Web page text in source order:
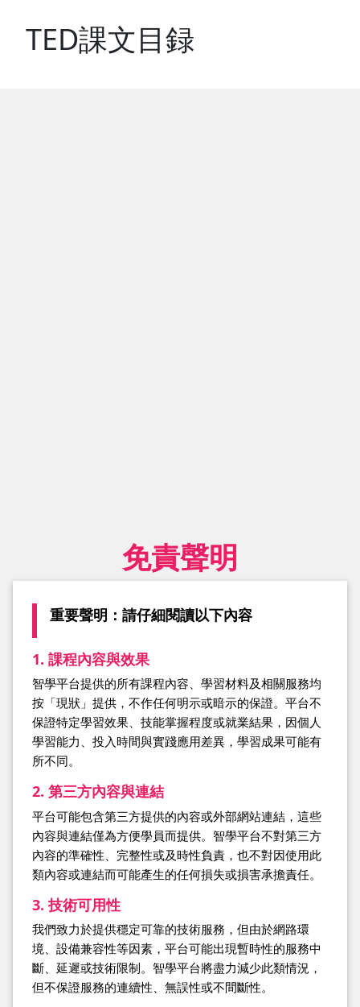
TED課文目録
免責聲明
重要聲明：請仔細閱讀以下內容
1. 課程內容與效果
智學平台提供的所有課程內容、學習材料及相關服務均
按「現狀」提供，不作任何明示或暗示的保證。平台不
保證特定學習效果、技能掌握程度或就業結果，因個人
學習能力、投入時間與實踐應用差異，學習成果可能有
所不同。
2. 第三方內容與連結
平台可能包含第三方提供的內容或外部網站連結，這些
內容與連結僅為方便學員而提供。智學平台不對第三方
內容的準確性、完整性或及時性負責，也不對因使用此
類內容或連結而可能產生的任何損失或損害承擔責任。
3. 技術可用性
我們致力於提供穩定可靠的技術服務，但由於網路環
境、設備兼容性等因素，平台可能出現暫時性的服務中
斷、延遲或技術限制。智學平台將盡力減少此類情況，
但不保證服務的連續性、無誤性或不間斷性。